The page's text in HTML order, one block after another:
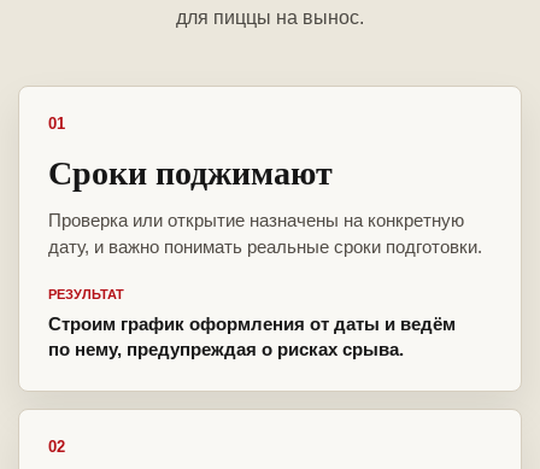
для пиццы на вынос.
01
Сроки поджимают
Проверка или открытие назначены на конкретную
дату, и важно понимать реальные сроки подготовки.
РЕЗУЛЬТАТ
Строим график оформления от даты и ведём
по нему, предупреждая о рисках срыва.
02